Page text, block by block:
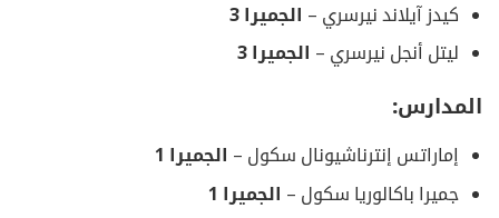
كيدز آيلاند نيرسري –الجميرا 3
ليتل أنجل نيرسري –الجميرا 3
المدارس:
إماراتس إنترناشيونال سكول –الجميرا 1
جميرا باكالوريا سكول –الجميرا 1